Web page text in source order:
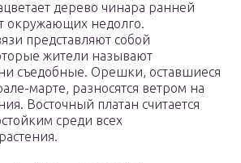
дерево чинара ранней
окружающих недолго.
представляют собой
жители называют
съедобные. Орешки, оставшиеся
марте, разносятся ветром на
Восточный платан считается
среди всех